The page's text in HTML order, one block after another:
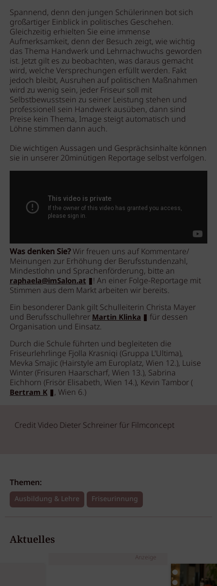
Spannend, denn den jungen Schülerinnen bot sich
großartiger Einblick in politisches Geschehen.
Gleichzeitig erhielten Sie eine immense
Aufmerksamkeit, denn der Besuch zeigt, wie wichtig
das Thema Handwerk und Lehrnachwuchs geworden
ist. Jetzt gilt es zu beobachten, was daraus gemacht
wird, welche Versprechungen erfüllt werden. Fakt
jedoch bleibt, Ausruhen auf politischen Maßnahmen
wird zu wenig sein, jeder Friseur soll mit
Selbstbewusstsein zu seiner Leistung stehen und
professionell sein Handwerk ausüben, dann sind
Preise kein Thema, Image steigt automatisch und
Löhne stimmen dann auch.
Die wichtigen Aussagen und Gesprächsinhalte können
sie in unserer 20minütigen Reportage selbst verfolgen.
Was denken Sie?Wir freuen uns auf Kommentare/
Meinungen zur Erhöhung der Berufsstundenzahl,
Mindestlohn und Sprachenförderung, bitte an
raphaela@imSalon.at
! An einer Folge-Reportage mit
Stimmen aus dem Markt arbeiten wir bereits.
Ein besonderer Dank gilt Schulleiterin Christa Mayer
und BerufsschullehrerMartin Klinka
für dessen
Organisation und Einsatz.
Durch die Schule führten und begleiteten die
Friseurlehrlinge Fjolla Krasniqi (Gruppa L'Ultima),
Mevka Smajic (Hairstyle am Europlatz, Wien 12.), Luise
Winter (Frisuren Haarscharf, Wien 13.), Sabrina
Eichhorn (Frisör Elisabeth, Wien 14.), Kevin Tambor (
Bertram K , Wien 6.)
Credit Video Dieter Schreiner für Filmconcept
Themen:
Ausbildung & Lehre Friseurinnung
Aktuelles
Anzeige